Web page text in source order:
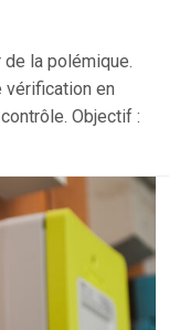
la polémique.
vérification en
Objectif :